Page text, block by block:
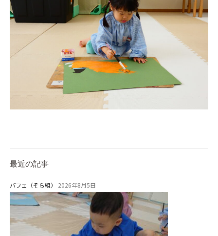
最近の記事
パフェ（そら組） 2026年8月5日
グループ施設・
関係先リンク
学校法⼈鴨⾕学園 鳳幼稚園
学校法⼈諏訪森学園 諏訪森幼稚
⼤阪府私⽴幼稚園連盟
社会福祉法人野田福祉会